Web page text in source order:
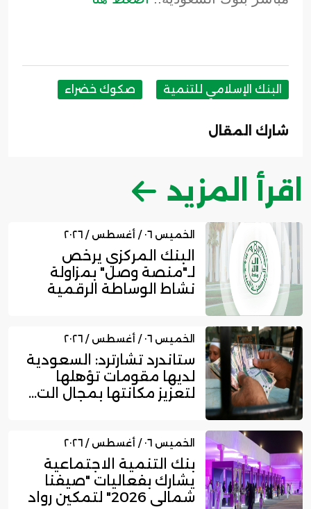
البنك الإسلامي للتنمية صكوك خضراء
شارك المقال
اقرأ المزيد
الخميس ٠٦ / أغسطس / ٢٠٢٦
البنك المركزي يرخص
لـ"منصة وصل" بمزاولة
نشاط الوساطة الرقمية
الخميس ٠٦ / أغسطس / ٢٠٢٦
ستاندرد تشارترد: السعودية
لديها مقومات تؤهلها
لتعزيز مكانتها بمجال الت...
الخميس ٠٦ / أغسطس / ٢٠٢٦
بنك التنمية الاجتماعية
يشارك بفعاليات "صيفنا
شمالي 2026" لتمكين رواد